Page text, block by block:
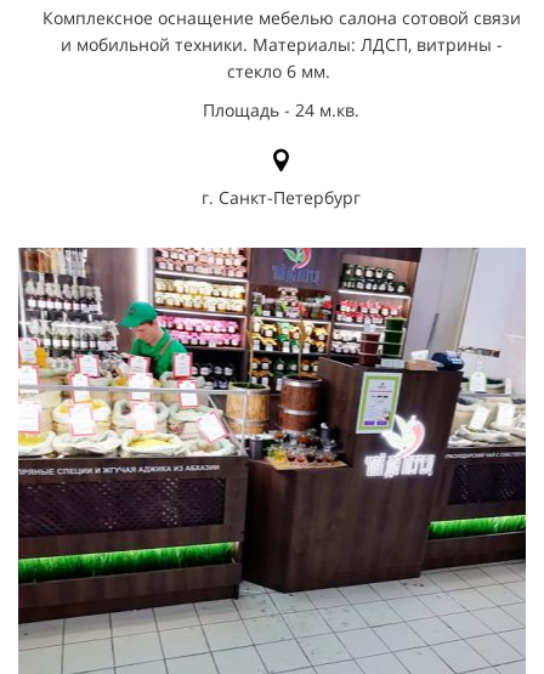
Комплексное оснащение мебелью салона сотовой связи
и мобильной техники. Материалы: ЛДСП, витрины -
стекло 6 мм.
Площадь - 24 м.кв.
г. Санкт-Петербург